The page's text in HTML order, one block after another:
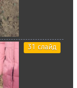
31 слайд